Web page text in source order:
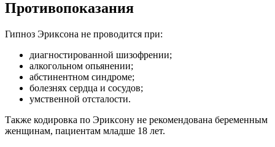
Противопоказания
Гипноз Эриксона не проводится при:
диагностированной шизофрении;
алкогольном опьянении;
абстинентном синдроме;
болезнях сердца и сосудов;
умственной отсталости.
Также кодировка по Эриксону не рекомендована беременным
женщинам, пациентам младше 18 лет.